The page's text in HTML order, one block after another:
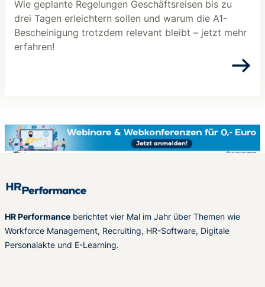
Wie geplante Regelungen Geschäftsreisen bis zu
drei Tagen erleichtern sollen und warum die A1-
Bescheinigung trotzdem relevant bleibt – jetzt mehr
erfahren!
HR Performance berichtet vier Mal im Jahr über Themen wie
Workforce Management, Recruiting, HR-Software, Digitale
Personalakte und E-Learning.